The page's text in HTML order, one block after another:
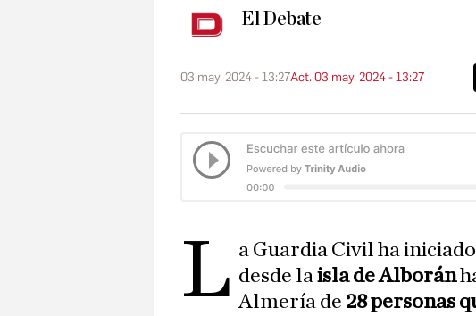
El Debate
03 may. 2024 - 13:27Act. 03 may. 2024 - 13:27
L a Guardia Civil ha
desde laisla de Alborán
Almería de 28 personas